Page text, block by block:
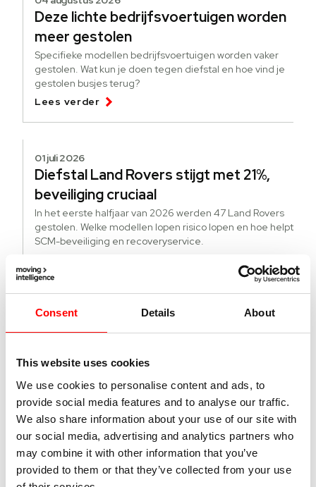
Consent Details About
This website uses cookies
We use cookies to personalise content and ads, to
provide social media features and to analyse our traffic.
We also share information about your use of our site with
our social media, advertising and analytics partners who
may combine it with other information that you’ve
provided to them or that they’ve collected from your use
Deze lichte bedrijfsvoertuigen worden
meer gestolen
Specifieke modellen bedrijfsvoertuigen worden vaker
gestolen. Wat kun je doen tegen diefstal en hoe vind je
gestolen busjes terug?
Lees verder
01 juli 2026
Diefstal Land Rovers stijgt met 21%,
beveiliging cruciaal
In het eerste halfjaar van 2026 werden 47 Land Rovers
gestolen. Welke modellen lopen risico lopen en hoe helpt
SCM-beveiliging en recoveryservice.
22 juni 2026
Hoe krijgt u actuele kilometerstanden
Direct de actuele kilometerstand van alle voertuigen,
brandstof en EV, in uw wagenpark, dat is het grote
voordeel van fleetmanagement met Echoes.
Lees verder
21 juni 2026